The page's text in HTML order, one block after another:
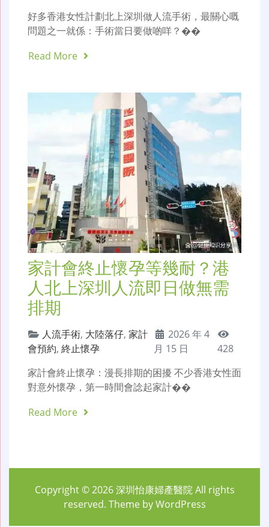
好多香港女性計劃北上深圳做人流手術，最關心嘅
問題之一就係：手術當日要做啲咩？��
Read More
家計會終止懷孕等幾耐？港
人北上深圳人流即日做無需
排期
人流手術, 大陸落仔, 家計
會預約, 終止懷孕
2026 年 4
月 15 日
428
家計會終止懷孕：漫長排期的困擾 不少香港女性面
對意外懷孕，第一時間會諗起家計��
Read More
Copyright © 2026深圳怡康婦產醫院All rights
reserved. Theme byWordPress